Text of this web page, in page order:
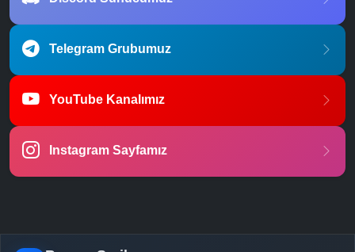
Telegram Grubumuz
YouTube Kanalımız
Instagram Sayfamız